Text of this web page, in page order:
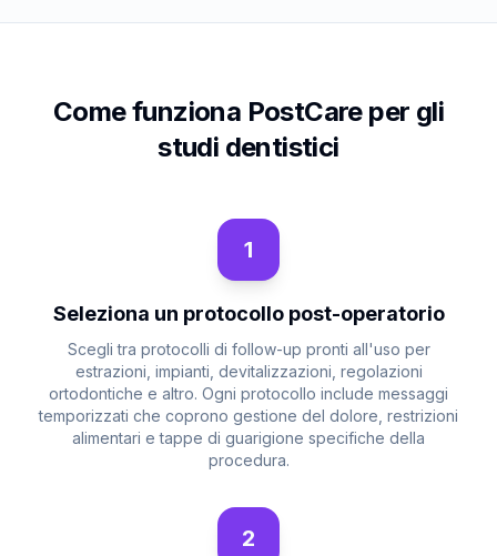
Come funziona PostCare per gli
studi dentistici
1
Seleziona un protocollo post-operatorio
Scegli tra protocolli di follow-up pronti all'uso per
estrazioni, impianti, devitalizzazioni, regolazioni
ortodontiche e altro. Ogni protocollo include messaggi
temporizzati che coprono gestione del dolore, restrizioni
alimentari e tappe di guarigione specifiche della
procedura.
2